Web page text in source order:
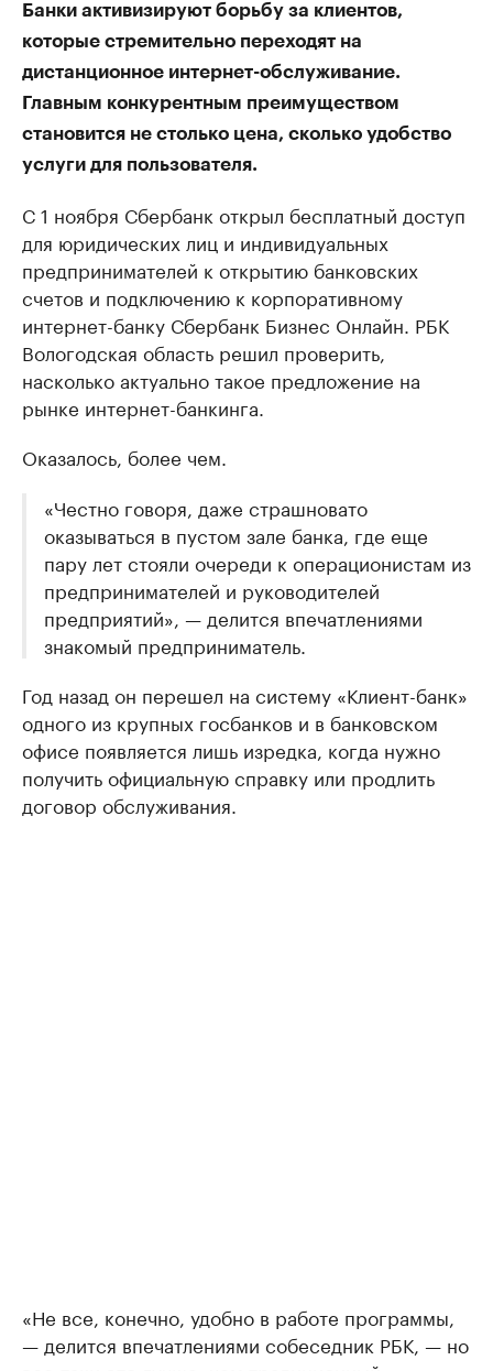
Банки активизируют борьбу за клиентов,
которые стремительно переходят на
дистанционное интернет-обслуживание.
Главным конкурентным преимуществом
становится не столько цена, сколько удобство
услуги для пользователя.
С 1 ноября Сбербанк открыл бесплатный доступ
для юридических лиц и индивидуальных
предпринимателей к открытию банковских
счетов и подключению к корпоративному
интернет-банку Сбербанк Бизнес Онлайн. РБК
Вологодская область решил проверить,
насколько актуально такое предложение на
рынке интернет-банкинга.
Оказалось, более чем.
«Честно говоря, даже страшновато
оказываться в пустом зале банка, где еще
пару лет стояли очереди к операционистам из
предпринимателей и руководителей
предприятий», — делится впечатлениями
знакомый предприниматель.
Год назад он перешел на систему «Клиент-банк»
одного из крупных госбанков и в банковском
офисе появляется лишь изредка, когда нужно
получить официальную справку или продлить
договор обслуживания.
«Не все, конечно, удобно в работе программы,
— делится впечатлениями собеседник РБК, — но